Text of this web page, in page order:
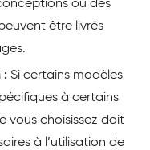
ou des
être livrés
: Si certains modèles
à certains
vous choisissez doit
à l’utilisation de